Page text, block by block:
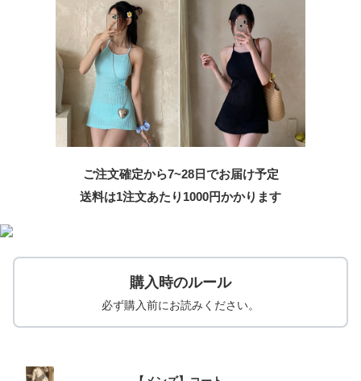
ご注文確定から7~28日でお届け予定
送料は1注文あたり 1000円かかります
購入時のルール
必ず購入前にお読みください。